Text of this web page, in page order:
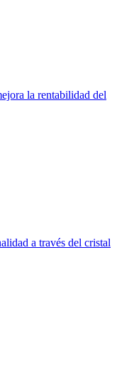
la rentabilidad del
a través del cristal